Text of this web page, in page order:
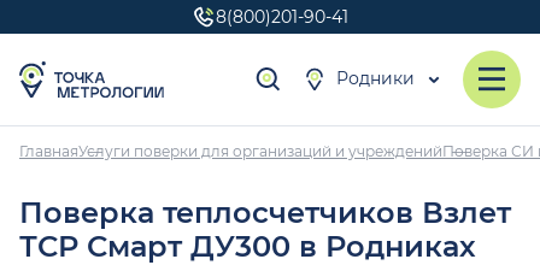
8(800)201-90-41
Родники
ГлавнаяУслуги поверки для организаций и учрежденийПоверка СИ
Поверка теплосчетчиков Взлет
ТСР Смарт ДУ300 в Родниках